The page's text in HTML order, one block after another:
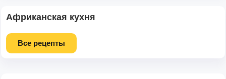
Африканская кухня
Все рецепты